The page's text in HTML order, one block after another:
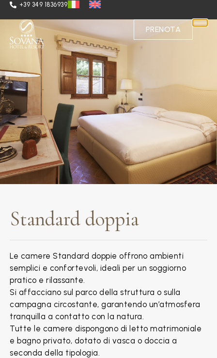
+39 349 1836939
PRENOTA
Standard doppia
Le camere Standard doppie offrono ambienti
semplici e confortevoli, ideali per un soggiorno
pratico e rilassante.
Si affacciano sul parco della struttura o sulla
campagna circostante, garantendo un’atmosfera
tranquilla a contatto con la natura.
Tutte le camere dispongono di letto matrimoniale
e bagno privato, dotato di vasca o doccia a
seconda della tipologia.